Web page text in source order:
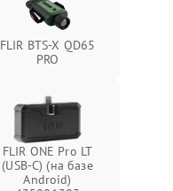
FLIR BTS-X QD65
PRO
FLIR ONE Pro LT
(USB-C) (на базе
Android)